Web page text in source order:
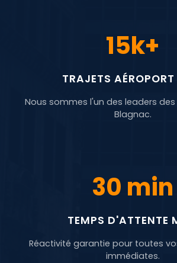
15k+
TRAJETS
Nous sommes l'un des leaders
Blagnac.
30 min
TEMPS D'ATTENTE
Réactivité garantie pour toutes
immédiates.